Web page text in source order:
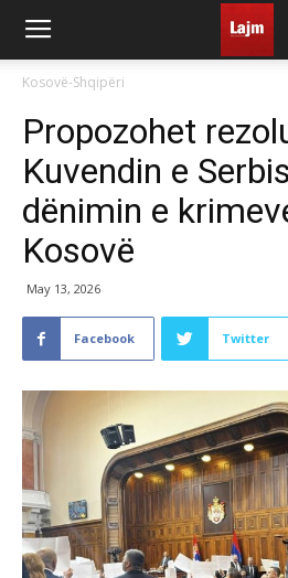
Kosovë-Shqipëri
Propozohet
Kuvendin e
dënimin e
Kosovë
May 13, 2026
Facebook Twitter